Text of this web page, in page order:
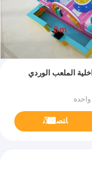
الملعب الوردي
ﺎﺘﺼﻟ ﺍﻶﻧ